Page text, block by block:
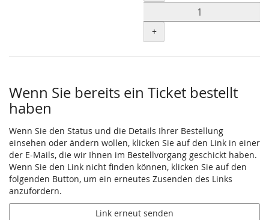
+
Wenn Sie bereits ein Ticket bestellt
haben
Wenn Sie den Status und die Details Ihrer Bestellung
einsehen oder ändern wollen, klicken Sie auf den Link in einer
der E-Mails, die wir Ihnen im Bestellvorgang geschickt haben.
Wenn Sie den Link nicht finden können, klicken Sie auf den
folgenden Button, um ein erneutes Zusenden des Links
anzufordern.
Link erneut senden